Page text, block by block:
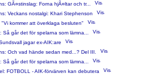
GÃ¤stinslag: Forna hjÃ¤ltar och tr...
Veckans nostalgi: Khari Stephenson
kommer att överklaga besluten"
Så går det för spelarna som lämna...
jagar ex-AIK:are
Och vad hände sedan med...? Del III.
Så går det för spelarna som lämna...
FOTBOLL - AIK-förvärven kan debutera